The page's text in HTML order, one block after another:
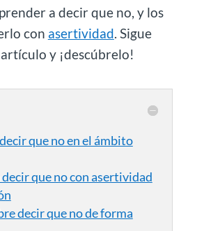
a decir que no, y los
con asertividad . Sigue
y ¡descúbrelo!
que no en el ámbito
que no con asertividad
decir que no de forma